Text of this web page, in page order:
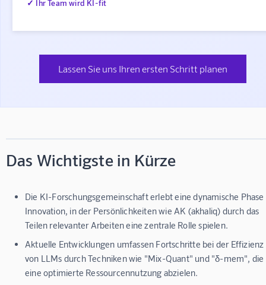
✓ Ihr Team wird KI-fit
Lassen Sie uns Ihren ersten Schritt planen
Das Wichtigste in Kürze
Die KI-Forschungsgemeinschaft erlebt eine dynamische Phase
Innovation, in der Persönlichkeiten wie AK (akhaliq) durch das
Teilen relevanter Arbeiten eine zentrale Rolle spielen.
Aktuelle Entwicklungen umfassen Fortschritte bei der Effizienz
von LLMs durch Techniken wie "Mix-Quant" und "δ-mem", die
eine optimierte Ressourcennutzung abzielen.